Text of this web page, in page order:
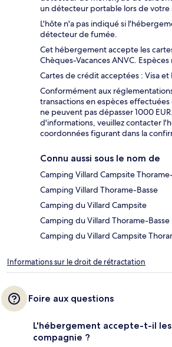
un détecteur portable lors de votre
L'hôte n'a pas indiqué si
détecteur de fumée.
Cet hébergement accepte les
Chèques-Vacances ANVC.
Cartes de crédit acceptées : Visa
Conformément aux
transactions en espèces
ne peuvent pas dépasser 1000
d'informations, veuillez contacter
coordonnées figurant dans la
Connu aussi sous le nom de
Camping Villard Campsite
Camping Villard Thorame-Basse
Camping du Villard Campsite
Camping du Villard Thorame-Basse
Camping du Villard Campsite
Informations sur le droit de rétractation
Foire aux questions
L'hébergement accepte-t-il les
compagnie ?